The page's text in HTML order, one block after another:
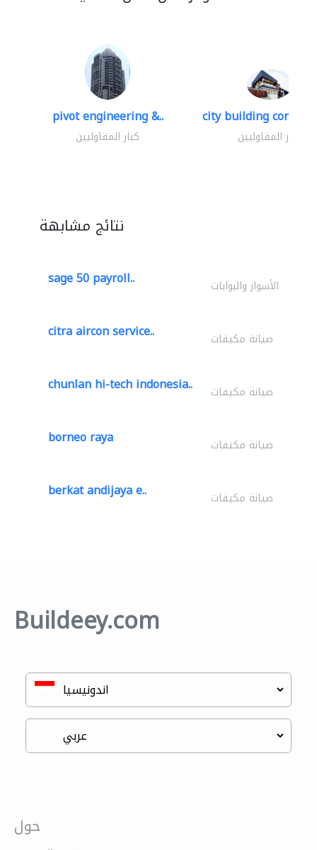
pivot engineering &..
كبار المقاوليين
city building
كبار المقاوليين
نتائج مشابهة
sage 50 payroll.. الأسوار والبوابات
citra aircon service.. صيانة مكيفات
chunlan hi-tech indonesia.. صيانة مكيفات
borneo raya صيانة مكيفات
berkat andijaya e.. صيانة مكيفات
Buildeey.com
حول